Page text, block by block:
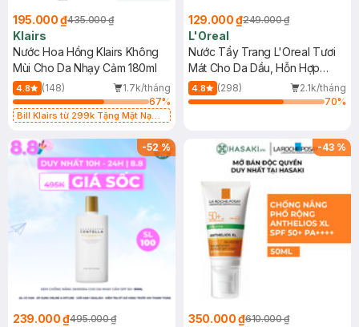
195.000 ₫435.000 ₫
Klairs
Nước Hoa Hồng Klairs Không
Mùi Cho Da Nhạy Cảm 180ml
4.8 (148)
1.7k/tháng
67%
Bill Klairs từ 299k Tặng Mặt Nạ
25ml (SL Có Hạn)
129.000 ₫249.000 ₫
L'Oreal
Nước Tẩy Trang L'Oreal Tươi
Mát Cho Da Dầu, Hỗn Hợp
400ml
4.8 (298)
2.1k/tháng
70%
-52%
239.000 ₫495.000 ₫
-43 %
350.000 ₫610.000 ₫